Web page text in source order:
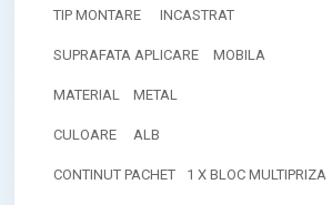
TIP MONTARE INCASTRAT
SUPRAFATA APLICARE MOBILA
MATERIAL METAL
CULOARE ALB
CONTINUT PACHET 1 X BLOC MULTIPRIZA